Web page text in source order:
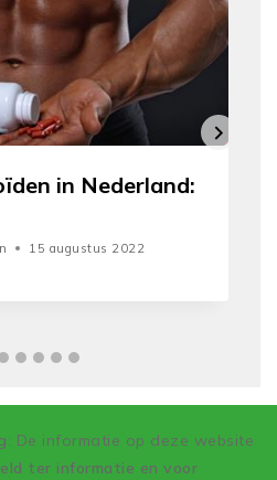
in Nederland:
15 augustus 2022
: De informatie op deze website
ter informatie en voor